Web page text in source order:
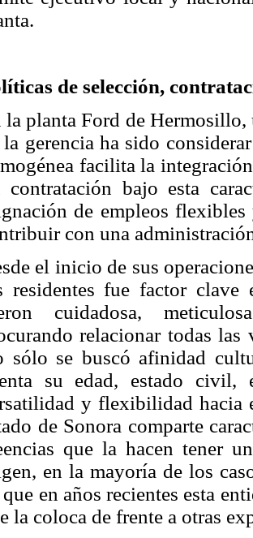
de selección,
la planta Ford de
la gerencia ha sido
facilita la
contratación bajo esta
de empleos
con una
el inicio de sus
residentes fue factor clave
cuidadosa,
relacionar todas las
sólo se buscó afinidad
su edad, estado civil,
y flexibilidad hacia
de Sonora comparte
que la hacen tener
en la mayoría de los
que en años recientes esta
la coloca de frente a otras